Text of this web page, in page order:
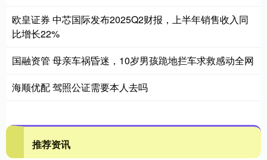
欧皇证券 中芯国际发布2025Q2财报，上半年销售收入同
比增长22%
国融资管 母亲车祸昏迷，10岁男孩跪地拦车求救感动全网
海顺优配 驾照公证需要本人去吗
推荐资讯